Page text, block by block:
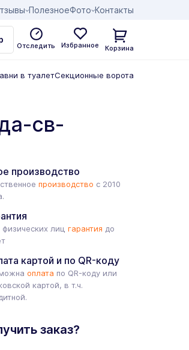
ПолезноеФото Контакты
Отследить Избранное Корзина
в туалетСекционные ворота
св-
производство
производство с 2010
физических лицгарантия до
картой и по QR-коду
оплата по QR-коду или
картой, в т.ч.
заказ?